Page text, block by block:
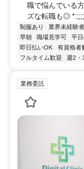
職で悩んでいる
ズな転職も◎
制服あり 業界未経験
早朝
職場見学可 平
即日払いOK
有資格者
フルタイム歓迎
週2・
業務委託